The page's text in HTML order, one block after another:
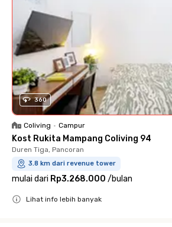
360
Coliving • Campur
Kost Rukita Mampang Coliving 94
Duren Tiga, Pancoran
3.8 km dari revenue tower
mulai dari Rp3.268.000 /bulan
Lihat info lebih banyak